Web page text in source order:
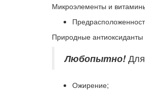
Микроэлементы и
Природные антиоксиданты
Любопытно!Для
Ожирение;